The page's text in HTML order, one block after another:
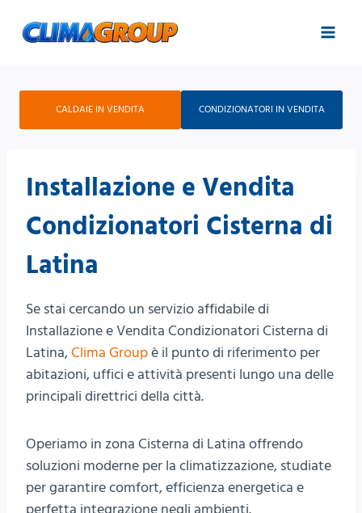
CALDAIE IN VENDITA CONDIZIONATORI IN VENDITA
Installazione e Vendita
Condizionatori Cisterna di
Latina
Se stai cercando un servizio affidabile di
Installazione e Vendita Condizionatori Cisterna di
Latina,Clima Groupè il punto di riferimento per
abitazioni, uffici e attività presenti lungo una delle
principali direttrici della città.
Operiamo in zona Cisterna di Latina offrendo
soluzioni moderne per la climatizzazione, studiate
per garantire comfort, efficienza energetica e